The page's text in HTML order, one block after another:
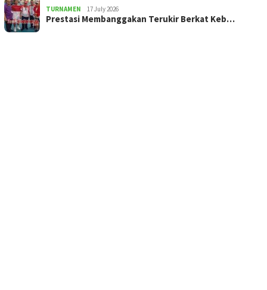
TURNAMEN 17 July 2026
Prestasi Membanggakan Terukir Berkat Keb…